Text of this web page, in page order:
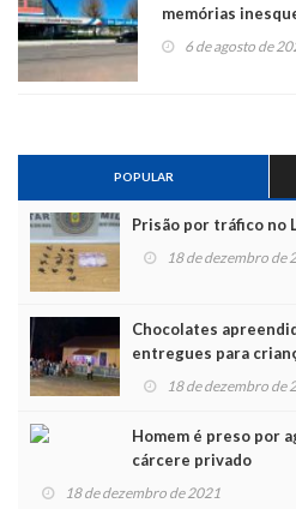
memórias
6 de agosto de
POPULAR
Prisão por tráfico no
18 de dezembro de
Chocolates
entregues para
Noel
18 de dezembro de
Homem é preso por
cárcere privado
18 de dezembro de 2021